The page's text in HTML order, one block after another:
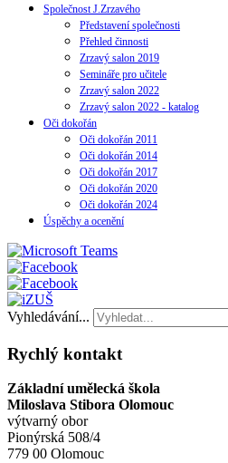
Společnost J.Zrzavého
Představení společnosti
Přehled činnosti
Zrzavý salon 2019
Semináře pro učitele
Zrzavý salon 2022
Zrzavý salon 2022 - katalog
Oči dokořán
Oči dokořán 2011
Oči dokořán 2014
Oči dokořán 2017
Oči dokořán 2020
Oči dokořán 2024
Úspěchy a ocenění
Vyhledávání...
Rychlý kontakt
Základní umělecká škola
Miloslava Stibora Olomouc
výtvarný obor
Pionýrská 508/4
779 00 Olomouc